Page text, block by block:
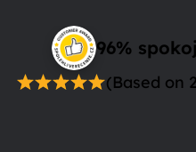
96%
(Based on